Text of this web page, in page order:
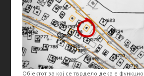
Објектот за кој се тврдело дека е